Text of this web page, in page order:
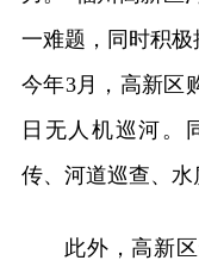
一难题，同时积极
今年3月，高新区
日无人机巡河。
传、河道巡查、水
此外，高新